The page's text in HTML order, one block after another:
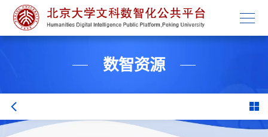
学校主页
数智资源